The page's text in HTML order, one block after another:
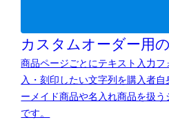
カスタムオーダー用の
商品ページごとにテキスト入力
入・刻印したい文字列を購入者
ーメイド商品や名入れ商品を扱
です。